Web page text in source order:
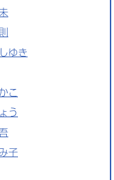
ゆき
こ
う
子